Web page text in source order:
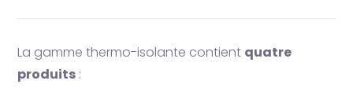
La gamme thermo-isolante contient quatre
produits :